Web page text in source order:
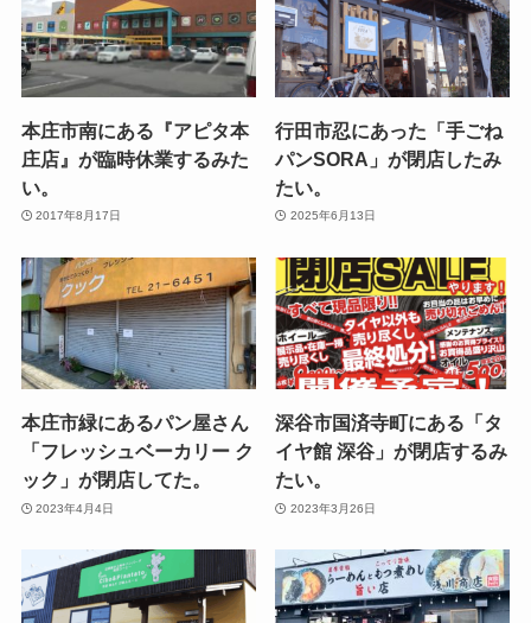
本庄市南にある『アピタ本
庄店』が臨時休業するみた
い。
2017年8月17日
行田市忍にあった「手ごね
パンSORA」が閉店したみ
たい。
2025年6月13日
本庄市緑にあるパン屋さん
「フレッシュベーカリー ク
ック」が閉店してた。
2023年4月4日
深谷市国済寺町にある「タ
イヤ館 深谷」が閉店するみ
たい。
2023年3月26日